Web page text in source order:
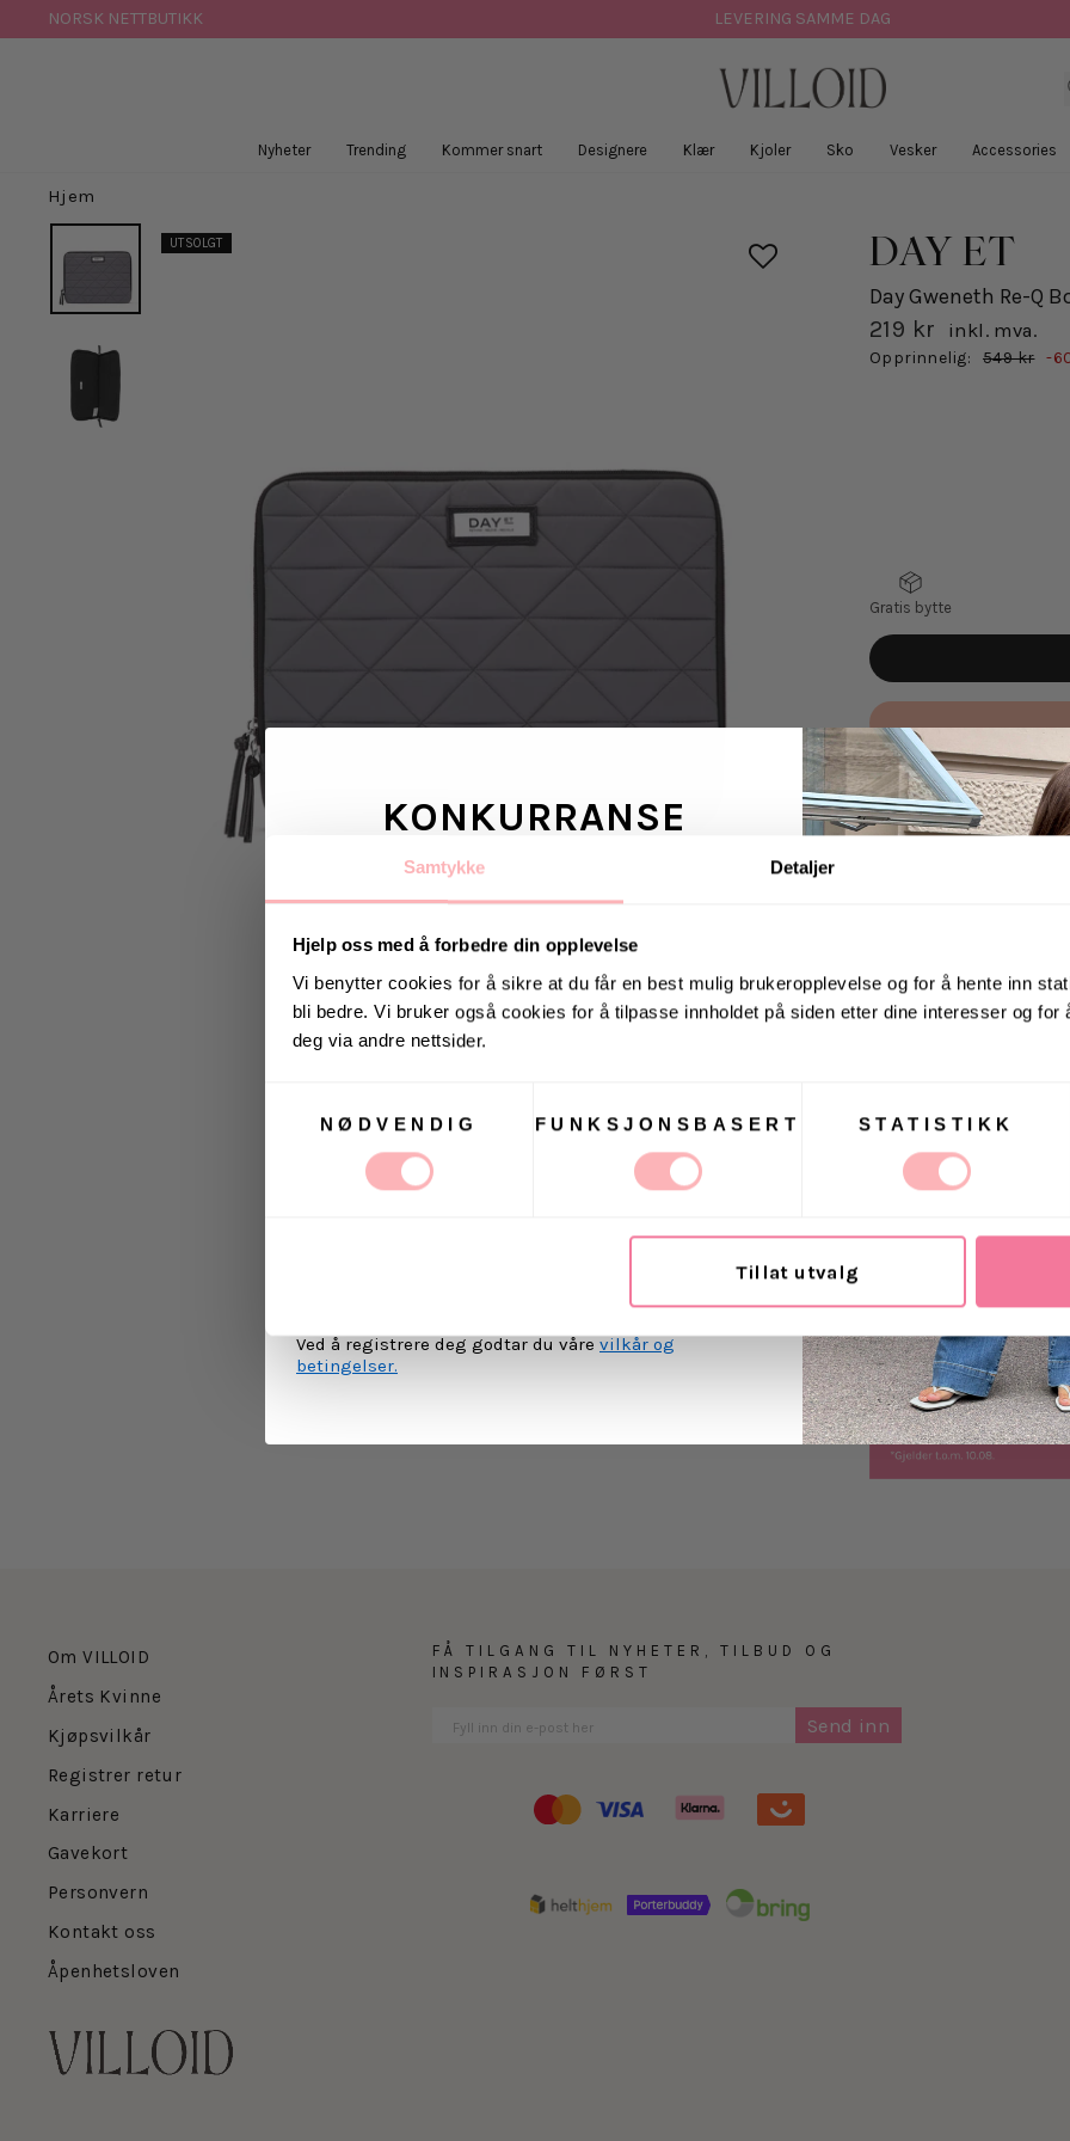
Samtykke Detaljer
Hjelp oss med å forbedre din opplevelse
Vi benytter cookies for å sikre at du får en best mulig brukeropplevelse og for å hente inn
bli bedre. Vi bruker også cookies for å tilpasse innholdet på siden etter dine interesser og for
deg via andre nettsider.
NØDVENDIG
FUNKSJONSBASERT STATISTIKK
Tillat utvalg
til
NORSK NETTBUTIKK LEVERING SAMME DAG
Nyheter Trending Kommer snart Designere Klær Kjoler Sko Vesker Accessories
Hjem
UTSOLGT DAY ET
Day Gweneth Re-Q
219 kr inkl. mva.
Opprinnelig: 549 kr
Salgspris -
Gratis bytte
VELG
STØRRELSE
VELG
STØRRELSE
Day Gweneth Re-Q
Folder13 er det
er laget av 100 %
innerlomme hvor
et vattert design,
Mål: H:27cm /
Plass til datamaskin:
Levering
Om VILLOID
Årets Kvinne
Kjøpsvilkår
Registrer retur
Karriere
Gavekort
Personvern
Kontakt oss
Åpenhetsloven
FÅ TILGANG TIL NYHETER, TILBUD OG
INSPIRASJON FØRST
Send inn
KONKURRANSE
Vinn valgfrie jeans fra Jeanerica
til deg og en venn <3
Vinneren annonseres 9. august via Instagram
Ja, jeg samtykker til at Villoid kan sende meg
Ved å registrere deg godtar du våre vilkår og
betingelser.